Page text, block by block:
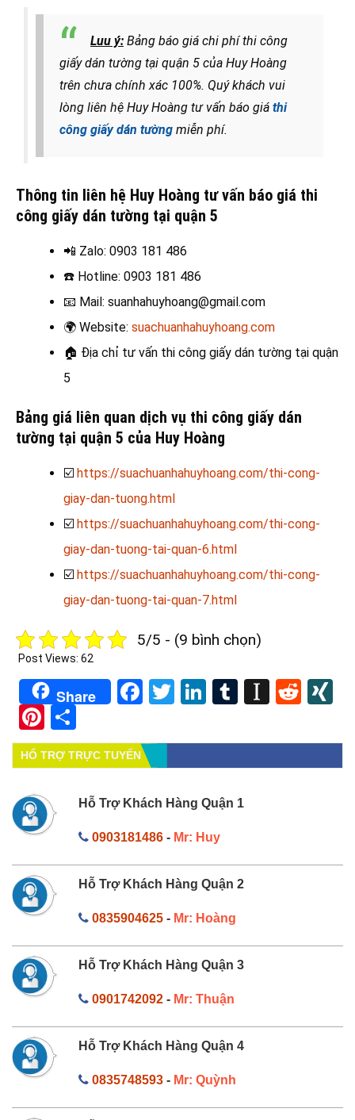
Luu ý: Bảng báo giá chi phí thi công
giấy dán tường tại quận 5 của Huy Hoàng
trên chưa chính xác 100%. Quý khách vui
lòng liên hệ Huy Hoàng tư vấn báo giá thi
công giấy dán tường miễn phí.
Thông tin liên hệ Huy Hoàng tư vấn báo giá thi
công giấy dán tường tại quận 5
📲 Zalo: 0903 181 486
☎️ Hotline: 0903 181 486
📧 Mail: suanhahuyhoang@gmail.com
🌍 Website: suachuanhahuyhoang.com
🏠 Địa chỉ tư vấn thi công giấy dán tường tại quận
5
Bảng giá liên quan dịch vụ thi công giấy dán
tường tại quận 5 của Huy Hoàng
☑️ https://suachuanhahuyhoang.com/thi-cong-
giay-dan-tuong.html
☑️ https://suachuanhahuyhoang.com/thi-cong-
giay-dan-tuong-tai-quan-6.html
☑️ https://suachuanhahuyhoang.com/thi-cong-
giay-dan-tuong-tai-quan-7.html
5/5 - (9 bình chọn)
Post Views: 62
Share Facebook
TwitterLinkedIn
Tumblr
Pinterest
HỔ TRỢ TRỰC TUYẾN
Hỗ Trợ Khách Hàng Quận 1
0903181486- Mr: Huy
Hỗ Trợ Khách Hàng Quận 2
0835904625- Mr: Hoàng
Hỗ Trợ Khách Hàng Quận 3
0901742092- Mr: Thuận
Hỗ Trợ Khách Hàng Quận 4
0835748593- Mr: Quỳnh